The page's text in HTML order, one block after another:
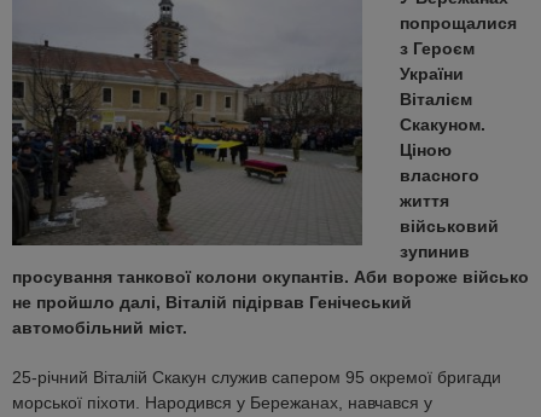
попрощалися
з Героєм
України
Віталієм
Скакуном.
Ціною
власного
життя
військовий
зупинив
просування танкової колони окупантів. Аби вороже військо
не пройшло далі, Віталій підірвав Генічеський
автомобільний міст.
25-річний Віталій Скакун служив сапером 95 окремої бригади
морської піхоти. Народився у Бережанах, навчався у